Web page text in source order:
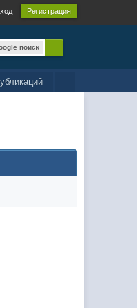
Регистрация
поиск